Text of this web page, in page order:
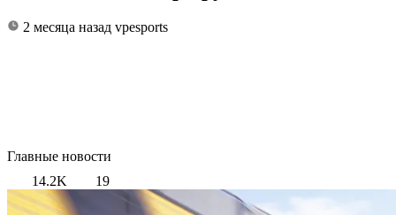
2 месяца назад vpesports
Главные новости
14.2K
19